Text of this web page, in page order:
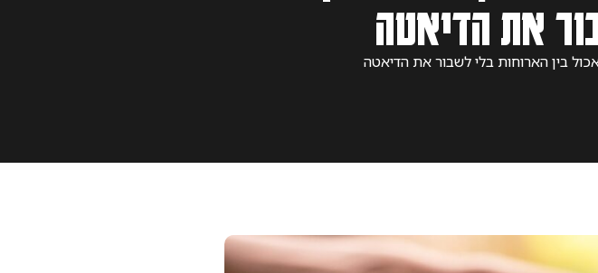
את הדיאטה
בין הארוחות בלי לשבור את הדיאטה